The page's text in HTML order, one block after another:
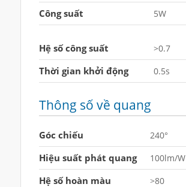
Công suất 5W
Hệ số công suất >0.7
Thời gian khởi động 0.5s
Thông số về quang
Góc chiếu 240°
Hiệu suất phát quang 100lm/W
Hệ số hoàn màu >80